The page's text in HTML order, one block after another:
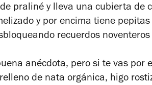
praliné y lleva una cubierta de
y por encima tiene
recuerdos
anécdota, pero si te vas por
de nata orgánica, higo